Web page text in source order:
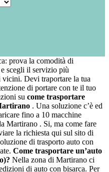
prova la comodità di
scegli il servizio più
Devi traportare la tua
di portare con te il tuo
su come trasportare
. Una soluzione c’è ed
fino a 10 macchine
Martirano . Si, ma come fare
la richiesta qui sul sito di
di trasporto auto con
Come trasportare un’auto
Nella zona di Martirano ci
di auto con bisarca. Per